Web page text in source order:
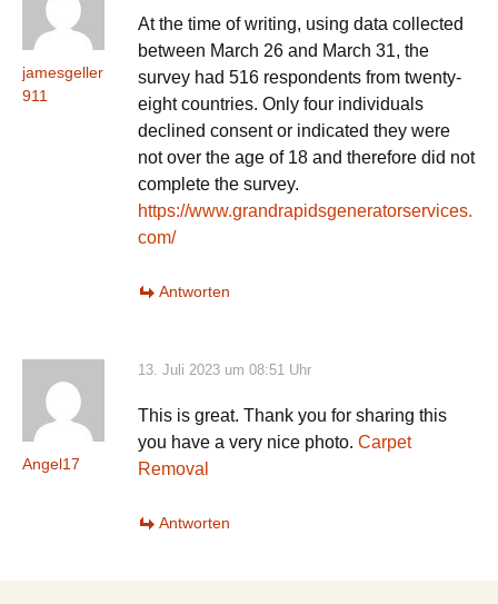
jamesgeller
911
At the time of writing, using data collected
between March 26 and March 31, the
survey had 516 respondents from twenty-
eight countries. Only four individuals
declined consent or indicated they were
not over the age of 18 and therefore did not
complete the survey.
https://www.grandrapidsgeneratorservices.
com/
Antworten
Angel17
13. Juli 2023 um 08:51 Uhr
This is great. Thank you for sharing this
you have a very nice photo. Carpet
Removal
Antworten